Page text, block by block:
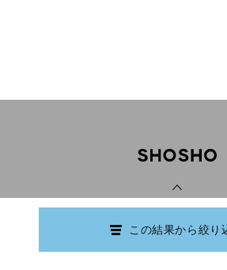
この結果から絞り
Copyright © Ishikawa Prefectural